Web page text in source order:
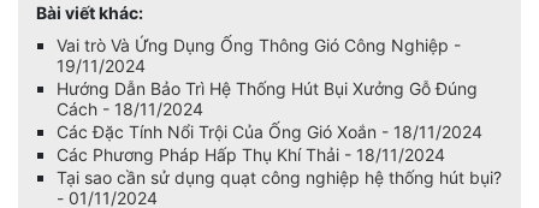
Bài viết khác:
Vai trò Và Ứng Dụng Ống Thông Gió Công Nghiệp -
19/11/2024
Hướng Dẫn Bảo Trì Hệ Thống Hút Bụi Xưởng Gỗ Đúng
Cách - 18/11/2024
Các Đặc Tính Nổi Trội Của Ống Gió Xoắn - 18/11/2024
Các Phương Pháp Hấp Thụ Khí Thải - 18/11/2024
Tại sao cần sử dụng quạt công nghiệp hệ thống hút bụi?
- 01/11/2024